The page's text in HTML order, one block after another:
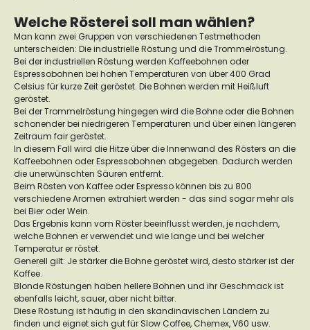
Welche Rösterei soll man wählen?
Man kann zwei Gruppen von verschiedenen Testmethoden
unterscheiden: Die industrielle Röstung und die Trommelröstung.
Bei der industriellen Röstung werden Kaffeebohnen oder
Espressobohnen bei hohen Temperaturen von über 400 Grad
Celsius für kurze Zeit geröstet. Die Bohnen werden mit Heißluft
geröstet.
Bei der Trommelröstung hingegen wird die Bohne oder die Bohnen
schonender bei niedrigeren Temperaturen und über einen längeren
Zeitraum fair geröstet.
In diesem Fall wird die Hitze über die Innenwand des Rösters an die
Kaffeebohnen oder Espressobohnen abgegeben. Dadurch werden
die unerwünschten Säuren entfernt.
Beim Rösten von Kaffee oder Espresso können bis zu 800
verschiedene Aromen extrahiert werden - das sind sogar mehr als
bei Bier oder Wein.
Das Ergebnis kann vom Röster beeinflusst werden, je nachdem,
welche Bohnen er verwendet und wie lange und bei welcher
Temperatur er röstet.
Generell gilt: Je stärker die Bohne geröstet wird, desto stärker ist der
Kaffee.
Blonde Röstungen haben hellere Bohnen und ihr Geschmack ist
ebenfalls leicht, sauer, aber nicht bitter.
Diese Röstung ist häufig in den skandinavischen Ländern zu
finden und eignet sich gut für Slow Coffee, Chemex, V60 usw.